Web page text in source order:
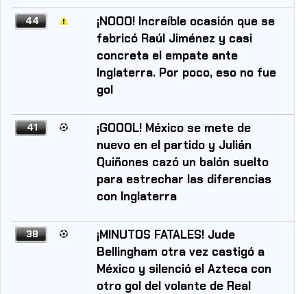
44
¡NOOO! Increíble ocasión que se
fabricó Raúl Jiménez y casi
concreta el empate ante
Inglaterra. Por poco, eso no fue
gol
41
¡GOOOL! México se mete de
nuevo en el partido y Julián
Quiñones cazó un balón suelto
para estrechar las diferencias
con Inglaterra
38
¡MINUTOS FATALES! Jude
Bellingham otra vez castigó a
México y silenció el Azteca con
otro gol del volante de Real